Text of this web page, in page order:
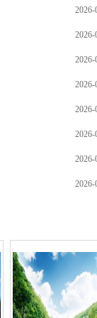
2026-
2026-
2026-
2026-
2026-
2026-
2026-
2026-